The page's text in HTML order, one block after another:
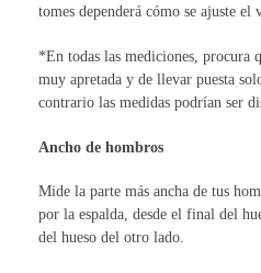
tomes dependerá cómo se ajuste
*En todas las mediciones, procura
muy apretada y de llevar puesta
contrario las medidas podrían ser
Ancho de hombros
Mide la parte más ancha de tus
por la espalda, desde el final del
del hueso del otro lado.